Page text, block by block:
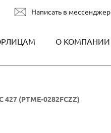
Написать в мессенджер
О КОМПАНИИ
(PTME-0282FCZZ)